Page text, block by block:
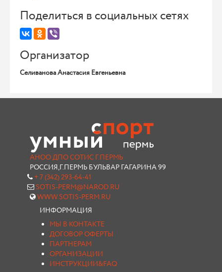
Поделиться в социальных сетях
Организатор
Селиванова Анастасия Евгеньевна
АНОО ДПО СОТИС Г.ПЕРМЬ
РОССИЯ,Г.ПЕРМЬ БУЛЬВАР ГАГАРИНА 99
+ 7 (342) 293-64-41
SOTIS-PERM@NAROD.RU
WWW.SOTIS-PERM.RU
ИНФОРМАЦИЯ
МЫ В КОНТАКТЕ
ДОГОВОР ОФЕРТЫ
ПАРТНЕРАМ
ОРГАНИЗАЦИИ
ИНСТРУКЦИИ&FAQ